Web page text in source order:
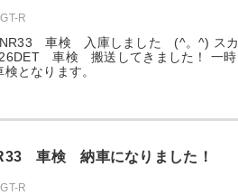
R
車検 入庫しました (^。^) スカ
車検 搬送してきました！ 一時
となります。
車検 納車になりました！
R